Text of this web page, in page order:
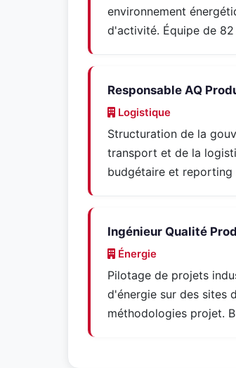
environnement
d'activité. Équipe de 82
Responsable AQ
Logistique
Structuration de la
transport et de la
budgétaire et
Ingénieur Qualité
Énergie
Pilotage de projets
d'énergie sur des sites
méthodologies projet.